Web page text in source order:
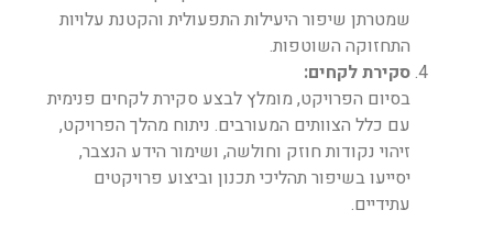
שמטרתן שיפור היעילות התפעולית והקטנת עלויות
התחזוקה השוטפות.
סקירת לקחים:
בסיום הפרויקט, מומלץ לבצע סקירת לקחים פנימית
עם כלל הצוותים המעורבים. ניתוח מהלך הפרויקט,
זיהוי נקודות חוזק וחולשה, ושימור הידע הנצבר,
יסייעו בשיפור תהליכי תכנון וביצוע פרויקטים
עתידיים.